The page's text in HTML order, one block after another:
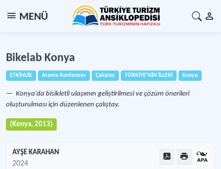
MENÜ
Bikelab Konya
ETKİNLİK Arama Konferansı Çalıştay TÜRKİYE'NİN İLLERİ Konya
Konya'da bisikletli ulaşımın geliştirilmesi ve çözüm önerileri
oluşturulması için düzenlenen çalıştay.
(Konya, 2013)
AYŞE KARAHAN
2024